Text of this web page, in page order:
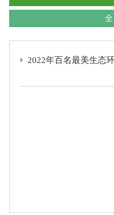
全
2022年百名最美生态